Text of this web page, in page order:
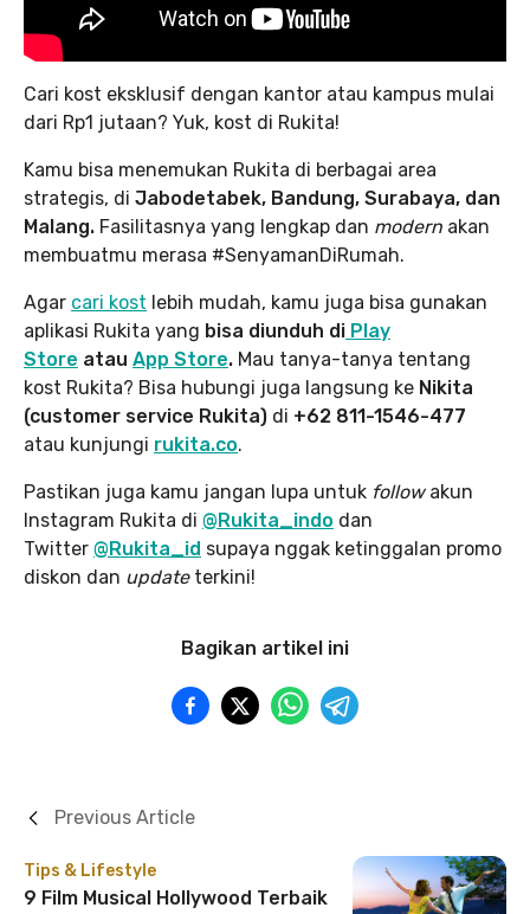
Cari kost eksklusif dengan kantor atau kampus mulai
dari Rp1 jutaan? Yuk, kost di Rukita!
Kamu bisa menemukan Rukita di berbagai area
strategis, di Jabodetabek, Bandung, Surabaya, dan
Malang. Fasilitasnya yang lengkap dan modern akan
membuatmu merasa #SenyamanDiRumah.
Agar cari kost lebih mudah, kamu juga bisa gunakan
aplikasi Rukita yang bisa diunduh di Play
Store atau App Store. Mau tanya-tanya tentang
kost Rukita? Bisa hubungi juga langsung ke Nikita
(customer service Rukita) di +62 811-1546-477
atau kunjungi rukita.co.
Pastikan juga kamu jangan lupa untuk followakun
Instagram Rukita di @Rukita_indo dan
Twitter @Rukita_id supaya nggak ketinggalan promo
diskon dan update terkini!
Bagikan artikel ini
Tips & Lifestyle
9 Film Musical Hollywood Terbaik
Previous Article